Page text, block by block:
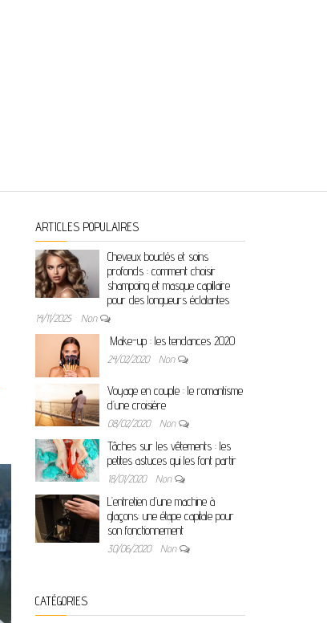
ARTICLES POPULAIRES
Cheveux bouclés et soins
profonds : comment choisir
shampoing et masque capillaire
pour des longueurs éclatantes
14/11/2025 Non
Make-up : les tendances 2020
24/02/2020 Non
Voyage en couple : le romantisme
d’une croisière
08/02/2020 Non
Tâches sur les vêtements : les
petites astuces qui les font partir
18/01/2020 Non
L’entretien d’une machine à
glaçons: une étape capitale pour
son fonctionnement
30/06/2020 Non
CATÉGORIES